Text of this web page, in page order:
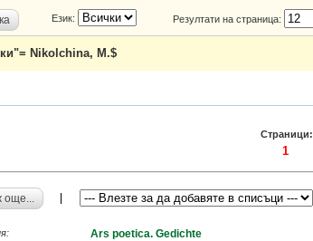
Език: Резултати на страница:
Nikolchina, M.$
Страници:
1
Ars poetica. Gedichte